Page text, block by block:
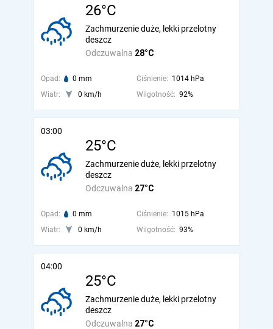
26°C
Odczuwalna 28°C
Zachmurzenie duże, lekki przelotny
deszcz
Opad: 0 mm Ciśnienie: 1014 hPa
Wiatr:
0 km/h Wilgotność: 92%
03:00
25°C
Odczuwalna 27°C
Zachmurzenie duże, lekki przelotny
deszcz
Opad: 0 mm Ciśnienie: 1015 hPa
Wiatr:
0 km/h Wilgotność: 93%
04:00
25°C
Odczuwalna 27°C
Zachmurzenie duże, lekki przelotny
deszcz